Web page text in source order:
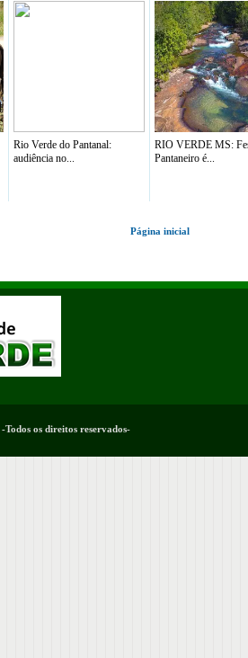
Rio Verde do Pantanal:
audiência no...
RIO VERDE MS:
Pantaneiro é...
Página inicial
-Todos os direitos reservados-